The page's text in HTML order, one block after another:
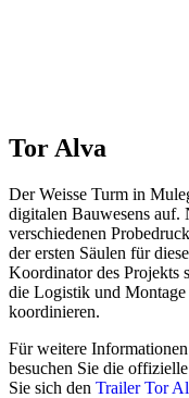
Tor Alva
Der Weisse Turm in
digitalen Bauwesens auf.
verschiedenen
der ersten Säulen für
Koordinator des Projekts
die Logistik und Montage
koordinieren.
Für weitere
besuchen Sie die
Sie sich den Trailer Tor